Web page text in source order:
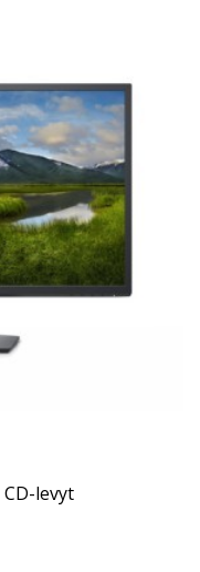
CD-levyt